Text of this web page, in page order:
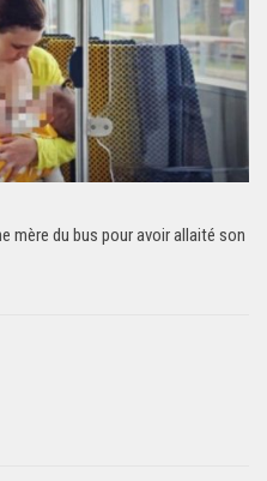
mère du bus pour avoir allaité son